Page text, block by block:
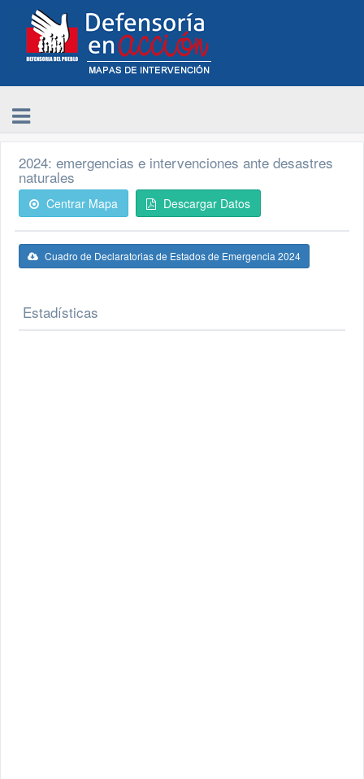
2024: emergencias e intervenciones ante desastres
naturales
Centrar Mapa Descargar Datos
Cuadro de Declaratorias de Estados de Emergencia 2024
Estadísticas